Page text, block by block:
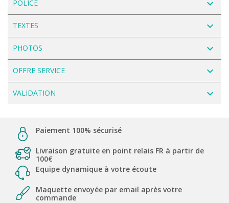
POLICE navigate_next
TEXTES navigate_next
PHOTOS navigate_next
OFFRE SERVICE navigate_next
VALIDATION navigate_next
Paiement 100% sécurisé
Livraison gratuite en point relais FR à partir de
100€
Equipe dynamique à votre écoute
Maquette envoyée par email après votre
commande